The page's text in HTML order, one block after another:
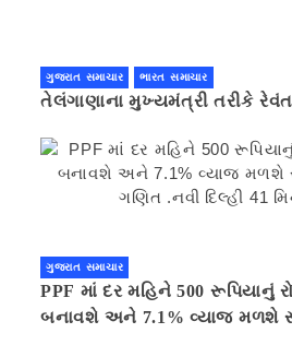
ગુજરાત સમાચાર ભારત સમાચાર
તેલંગાણાના મુખ્યમંત્રી તરીકે
ગુજરાત સમાચાર
PPF માં દર મહિને 500 રૂપિયાનું
બનાવશે અને 7.1% વ્યાજ મળશે